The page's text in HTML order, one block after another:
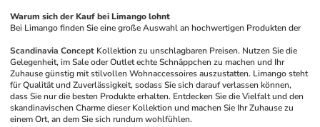
Warum sich der Kauf bei Limango lohnt
Bei Limango finden Sie eine große Auswahl an hochwertigen Produkten der
Scandinavia Concept Kollektion zu unschlagbaren Preisen. Nutzen Sie die
Gelegenheit, im Sale oder Outlet echte Schnäppchen zu machen und Ihr
Zuhause günstig mit stilvollen Wohnaccessoires auszustatten. Limango steht
für Qualität und Zuverlässigkeit, sodass Sie sich darauf verlassen können,
dass Sie nur die besten Produkte erhalten. Entdecken Sie die Vielfalt und den
skandinavischen Charme dieser Kollektion und machen Sie Ihr Zuhause zu
einem Ort, an dem Sie sich rundum wohlfühlen.